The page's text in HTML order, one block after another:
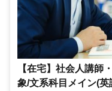
【在宅】社会人講師
象/文系科目メイン(